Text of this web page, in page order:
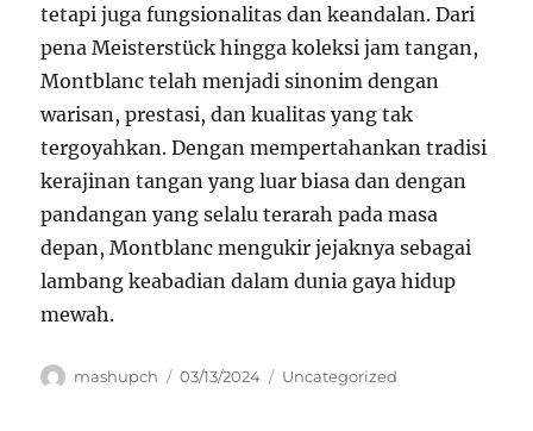
tetapi juga fungsionalitas dan keandalan. Dari
pena Meisterstück hingga koleksi jam tangan,
Montblanc telah menjadi sinonim dengan
warisan, prestasi, dan kualitas yang tak
tergoyahkan. Dengan mempertahankan tradisi
kerajinan tangan yang luar biasa dan dengan
pandangan yang selalu terarah pada masa
depan, Montblanc mengukir jejaknya sebagai
lambang keabadian dalam dunia gaya hidup
mewah.
Author
mashupch
Posted
03/13/2024 Categories
Uncategorized